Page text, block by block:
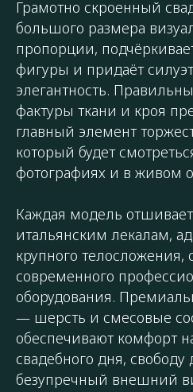
Грамотно скроенный
большого размера
пропорции,
фигуры и придаёт
элегантность.
фактуры ткани и кроя
главный элемент
который будет
фотографиях и в живом
Каждая модель
итальянским лекалам,
крупного телосложения,
современного
оборудования.
— шерсть и смесовые
обеспечивают комфорт
свадебного дня,
безупречный внешний